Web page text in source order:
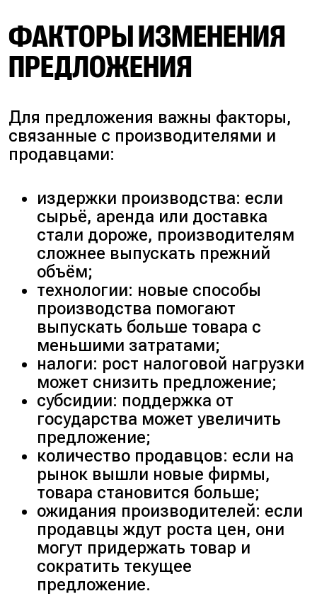
ФАКТОРЫ ИЗМЕНЕНИЯ
ПРЕДЛОЖЕНИЯ
Для предложения важны факторы,
связанные с производителями и
продавцами:
издержки производства: если
сырьё, аренда или доставка
стали дороже, производителям
сложнее выпускать прежний
объём;
технологии: новые способы
производства помогают
выпускать больше товара с
меньшими затратами;
налоги: рост налоговой нагрузки
может снизить предложение;
субсидии: поддержка от
государства может увеличить
предложение;
количество продавцов: если на
рынок вышли новые фирмы,
товара становится больше;
ожидания производителей: если
продавцы ждут роста цен, они
могут придержать товар и
сократить текущее
предложение.